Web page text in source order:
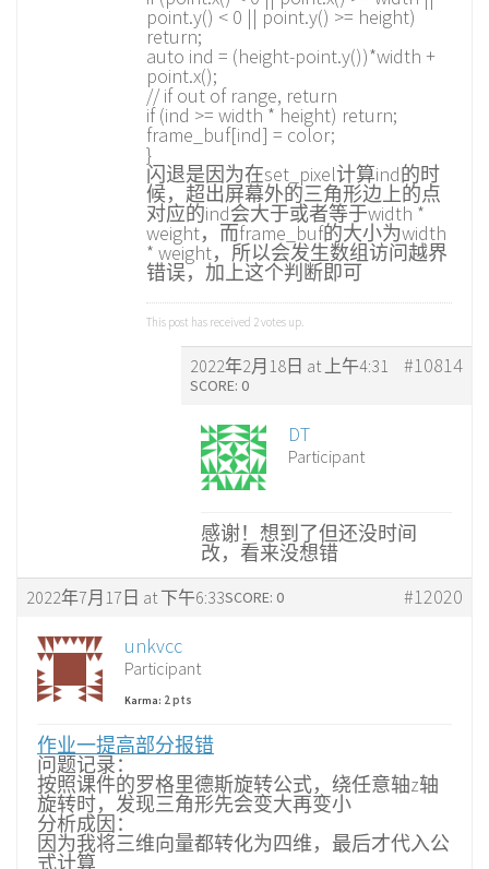
point.y() < 0 || point.y() >= height)
return;
auto ind = (height-point.y())*width +
point.x();
// if out of range, return
if (ind >= width * height) return;
frame_buf[ind] = color;
}
闪退是因为在set_pixel计算ind的时
候，超出屏幕外的三角形边上的点
对应的ind会大于或者等于width *
weight，而frame_buf的大小为width
* weight，所以会发生数组访问越界
错误，加上这个判断即可
This post has received 2votes up.
2022年2月18日 at 上午4:31 #10814
SCORE: 0
DT
Participant
感谢！想到了但还没时间
改，看来没想错
2022年7月17日 at 下午6:33 #12020
SCORE: 0
unkvcc
Participant
Karma: 2 pts
作业一提高部分报错
问题记录：
按照课件的罗格里德斯旋转公式，绕任意轴z轴
旋转时，发现三角形先会变大再变小
分析成因：
因为我将三维向量都转化为四维，最后才代入公
式计算